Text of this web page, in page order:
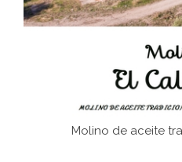
Historia y vivencias del
Molino de aceite